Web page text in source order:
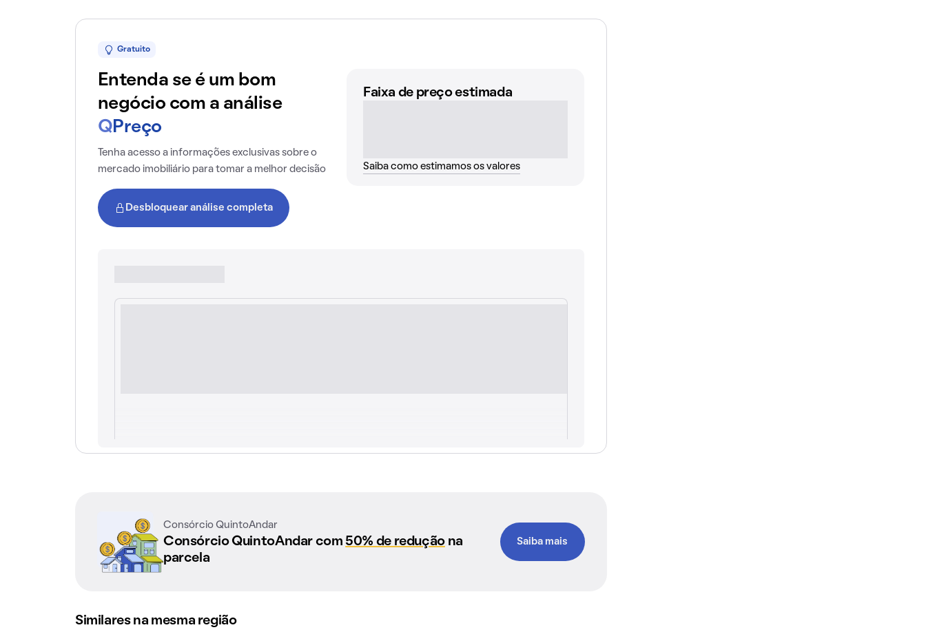
Gratuito
Entenda se é um bom
negócio com a análise
Q Preço
Tenha acesso a informações exclusivas sobre o
mercado imobiliário para tomar a melhor decisão
Desbloquear análise completa
Faixa de preço estimada
Saiba como estimamos os valores
Consórcio QuintoAndar
Consórcio QuintoAndar com 50% de reduçãona
parcela
Saiba mais
Similares na mesma região